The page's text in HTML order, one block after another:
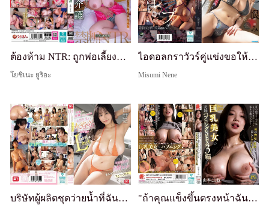
ต้องห้าม NTR: ถูกพ่อเลี้ยงจับได้ว่าชู้สาว... การดูแลที่ผิดศีลธรรม
โยชิเนะ ยูริอะ
ไอดอลกราวัวร์คู่แข่งขอให้ข่มขืนแก้แค้นเพราะอิจฉาความงามที่ล้นหลามและสไตล์ที่สมบูรณ์แบบ: ราชินีกราวัวร์สวย มิตสึสึมิ เนเน่ ถูกแอบดูและรุมเย็ดในชุดว่ายน้ำลามกระหว่างการถ่ายวิดีโอภาพ
Misumi Nene
บริษัทผู้ผลิตชุดว่ายน้ำที่ฉันเข้าร่วมคือโลกที่พนักงานหญิงทุกคนสวมชุดว่ายน้ำ แม้ว่าจะแข็งตัวก็ตาม มันคือสวรรค์อก L-cup นายของฉัน ทาโนะซัง จะช่วยชักว่าวจนกว่าจะหมดลูกไข่ ทาโนะ ยู "ถ้าคุณแข็งขึ้นตรงหน้าฉัน... ฉันก็จะเปียกด้วย..." SEX จริง 3: สาวสวยนมใหญ่ตื่นเต้นกับควยแข็งของผู้ชายแล้วดูดเอง - Kotone Yamamoto